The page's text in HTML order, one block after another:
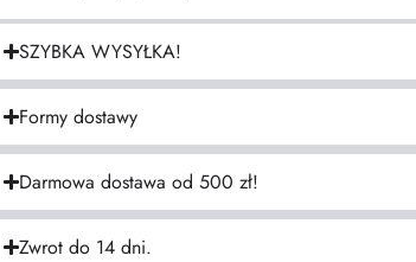
SZYBKA WYSYŁKA!
Formy dostawy
Darmowa dostawa od 500 zł!
Zwrot do 14 dni.